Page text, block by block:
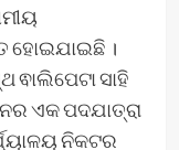
ହୋଇଯାଇଛି ।
ସାହି
ଏକ ପଦଯାତ୍ରା
ନିକଟର